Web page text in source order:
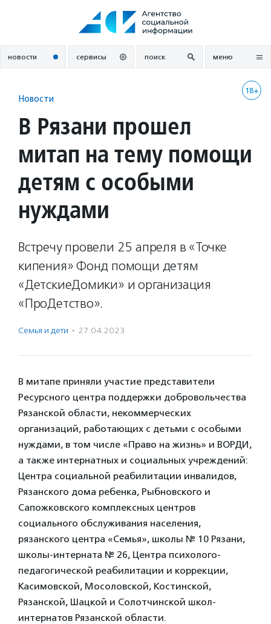
новости сервисы поиск меню
18+
Новости
В Рязани прошел
митап на тему помощи
детям с особыми
нуждами
Встречу провели 25 апреля в «Точке
кипения» Фонд помощи детям
«ДетскиеДомики» и организация
«ПроДетство».
Семья и дети · 27.04.2023
В митапе приняли участие представители
Ресурсного центра поддержки добровольчества
Рязанской области, некоммерческих
организаций, работающих с детьми с особыми
нуждами, в том числе «Право на жизнь» и ВОРДИ,
а также интернатных и социальных учреждений:
Центра социальной реабилитации инвалидов,
Рязанского дома ребенка, Рыбновского и
Сапожковского комплексных центров
социального обслуживания населения,
рязанского центра «Семья», школы № 10 Рязани,
школы-интерната № 26, Центра психолого-
педагогической реабилитации и коррекции,
Касимовской, Мосоловской, Костинской,
Рязанской, Шацкой и Солотчинской школ-
интернатов Рязанской области.